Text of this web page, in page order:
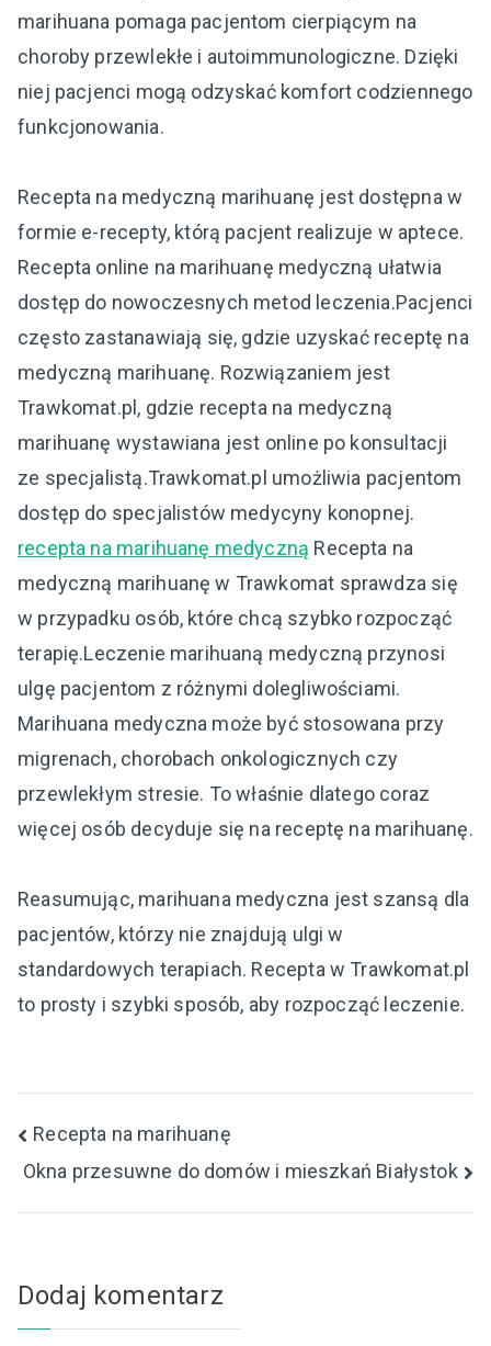
marihuana pomaga pacjentom cierpiącym na
choroby przewlekłe i autoimmunologiczne. Dzięki
niej pacjenci mogą odzyskać komfort codziennego
funkcjonowania.
Recepta na medyczną marihuanę jest dostępna w
formie e-recepty, którą pacjent realizuje w aptece.
Recepta online na marihuanę medyczną ułatwia
dostęp do nowoczesnych metod leczenia.Pacjenci
często zastanawiają się, gdzie uzyskać receptę na
medyczną marihuanę. Rozwiązaniem jest
Trawkomat.pl, gdzie recepta na medyczną
marihuanę wystawiana jest online po konsultacji
ze specjalistą.Trawkomat.pl umożliwia pacjentom
dostęp do specjalistów medycyny konopnej.
recepta na marihuanę medyczną Recepta na
medyczną marihuanę w Trawkomat sprawdza się
w przypadku osób, które chcą szybko rozpocząć
terapię.Leczenie marihuaną medyczną przynosi
ulgę pacjentom z różnymi dolegliwościami.
Marihuana medyczna może być stosowana przy
migrenach, chorobach onkologicznych czy
przewlekłym stresie. To właśnie dlatego coraz
więcej osób decyduje się na receptę na marihuanę.
Reasumując, marihuana medyczna jest szansą dla
pacjentów, którzy nie znajdują ulgi w
standardowych terapiach. Recepta w Trawkomat.pl
to prosty i szybki sposób, aby rozpocząć leczenie.
Nawigacja
wpisu
Recepta na marihuanę
Okna przesuwne do domów i mieszkań Białystok
Dodaj komentarz